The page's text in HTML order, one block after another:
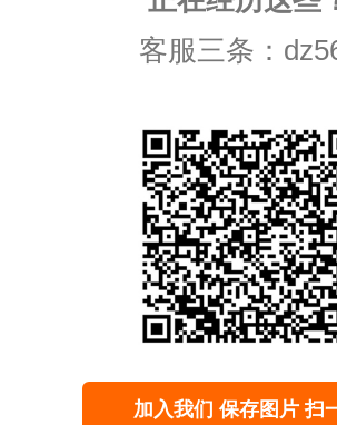
客服三条：
加入我们 保存图片 扫